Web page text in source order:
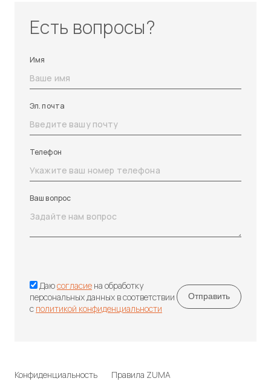
Есть вопросы?
Имя
Эл. почта
Телефон
Ваш вопрос
Даюсогласие на обработку
персональных данных в соответствии
с политикой конфиденциальности
Конфиденциальность Правила ZUMA